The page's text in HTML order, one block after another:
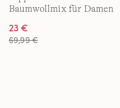
Baumwollmix für Damen
23 €
69,99 €